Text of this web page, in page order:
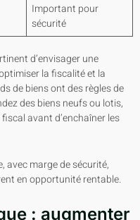
Important pour
sécurité
d’envisager une
la fiscalité et la
de biens ont des règles de
des biens neufs ou lotis,
avant d’enchaîner les
avec marge de sécurité,
en opportunité rentable.
: augmenter